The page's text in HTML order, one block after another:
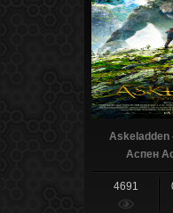
Askeladden
Аспен
4691